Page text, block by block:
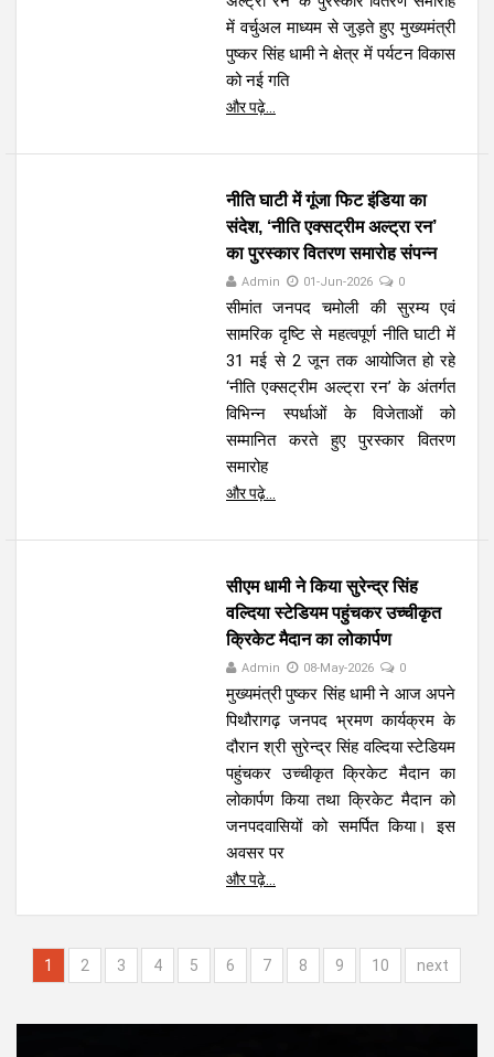
में वर्चुअल माध्यम से जुड़ते हुए मुख्यमंत्री
पुष्कर सिंह धामी ने क्षेत्र में पर्यटन विकास
को नई गति
और पढ़े...
नीति घाटी में गूंजा फिट इंडिया का
संदेश, ‘नीति एक्सट्रीम अल्ट्रा रन’
का पुरस्कार वितरण समारोह संपन्न
Admin 01-Jun-2026 0
सीमांत जनपद चमोली की सुरम्य एवं
सामरिक दृष्टि से महत्वपूर्ण नीति घाटी में
31 मई से 2 जून तक आयोजित हो रहे
‘नीति एक्सट्रीम अल्ट्रा रन’ के अंतर्गत
विभिन्न स्पर्धाओं के विजेताओं को
सम्मानित करते हुए पुरस्कार वितरण
समारोह
और पढ़े...
सीएम धामी ने किया सुरेन्द्र सिंह
वल्दिया स्टेडियम पहुंचकर उच्चीकृत
क्रिकेट मैदान का लोकार्पण
Admin 08-May-2026 0
मुख्यमंत्री पुष्कर सिंह धामी ने आज अपने
पिथौरागढ़ जनपद भ्रमण कार्यक्रम के
दौरान श्री सुरेन्द्र सिंह वल्दिया स्टेडियम
पहुंचकर उच्चीकृत क्रिकेट मैदान का
लोकार्पण किया तथा क्रिकेट मैदान को
जनपदवासियों को समर्पित किया। इस
अवसर पर
और पढ़े...
1 2 3 4 5 6 7 8 9 10 next